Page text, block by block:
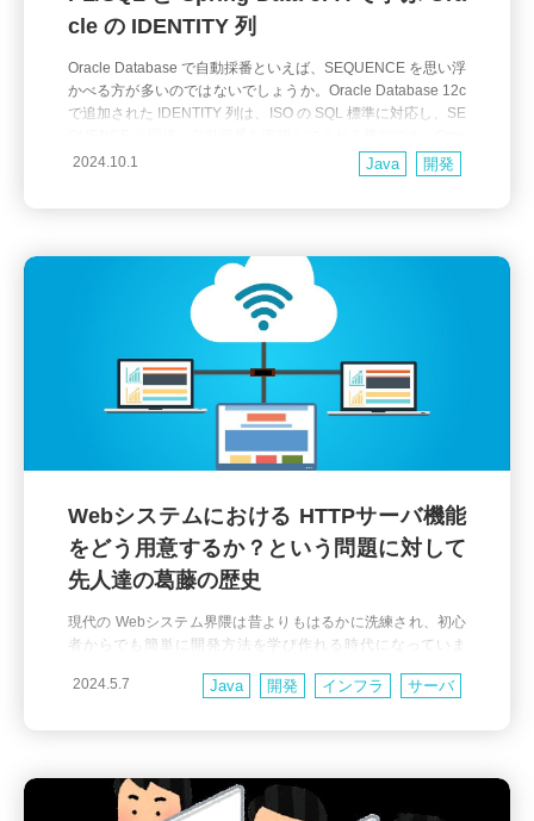
cle の IDENTITY 列
Oracle Database で自動採番といえば、SEQUENCE を思い浮
かべる方が多いのではないでしょうか。Oracle Database 12c
で追加された IDENTITY 列は、ISO の SQL 標準に対応し、SE
le Database 23ai がリリースされた現在、IDENTITY 列は各種
2024.10.1 開発
Java
Webシステムにおける HTTPサーバ機能
をどう用意するか？という問題に対して
先人達の葛藤の歴史
現代の Webシステム界隈は昔よりもはるかに洗練され、初心
者からでも簡単に開発方法を学び作れる時代になっていま
ess、uWSGI などが何のために存在しているのかが分かりに
2024.5.7 開発 インフラ サーバ
Java